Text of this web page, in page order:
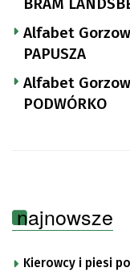
BRAM
Alfabet
PAPUSZA
Alfabet
PODWÓRKO
najnowsze
Kierowcy i piesi